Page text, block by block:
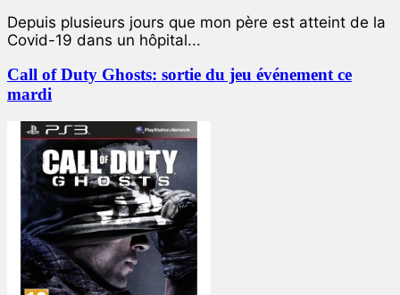
Depuis plusieurs jours que mon père est atteint de la
Covid-19 dans un hôpital...
Call of Duty Ghosts: sortie du jeu événement ce
mardi